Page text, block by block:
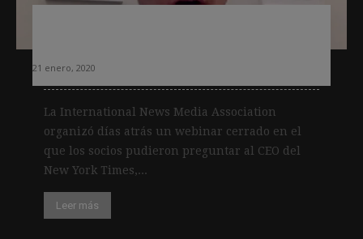
21 enero, 2020
La International News Media Association
organizó días atrás un webinar cerrado en el
que los socios pudieron preguntar al CEO del
New York Times,...
Leer más